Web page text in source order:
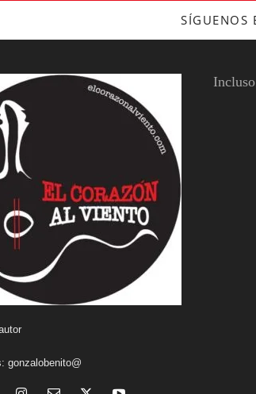
SÍGUENOS
gonzalobenito@